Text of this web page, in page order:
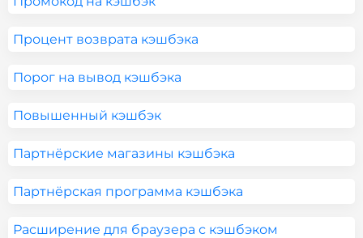
Процент возврата кэшбэка
Порог на вывод кэшбэка
Повышенный кэшбэк
Партнёрские магазины кэшбэка
Партнёрская программа кэшбэка
Расширение для браузера с кэшбэком